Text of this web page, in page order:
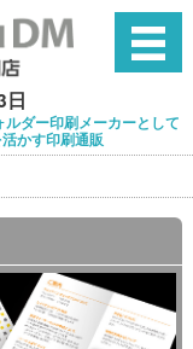
日
ダー印刷メーカーとして
かす印刷通販